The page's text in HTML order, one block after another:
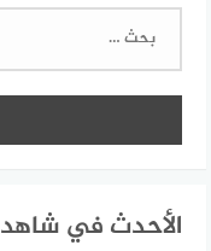
البحث
الأحدث في شاهد